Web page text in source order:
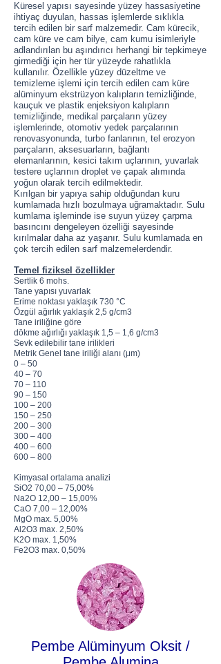
Küresel yapısı sayesinde yüzey hassasiyetine
ihtiyaç duyulan, hassas işlemlerde sıklıkla
tercih edilen bir sarf malzemedir. Cam kürecik,
cam küre ve cam bilye, cam kumu isimleriyle
adlandırılan bu aşındırıcı herhangi bir tepkimeye
girmediği için her tür yüzeyde rahatlıkla
kullanılır. Özellikle yüzey düzeltme ve
temizleme işlemi için tercih edilen cam küre
alüminyum ekstrüzyon kalıpların temizliğinde,
kauçuk ve plastik enjeksiyon kalıpların
temizliğinde, medikal parçaların yüzey
işlemlerinde, otomotiv yedek parçalarının
renovasyonunda, turbo fanlarının, tel erozyon
parçaların, aksesuarların, bağlantı
elemanlarının, kesici takım uçlarının, yuvarlak
testere uçlarının droplet ve çapak alımında
yoğun olarak tercih edilmektedir.
Kırılgan bir yapıya sahip olduğundan kuru
kumlamada hızlı bozulmaya uğramaktadır. Sulu
kumlama işleminde ise suyun yüzey çarpma
basıncını dengeleyen özelliği sayesinde
kırılmalar daha az yaşanır. Sulu kumlamada en
çok tercih edilen sarf malzemelerdendir.
Temel fiziksel özellikler
Sertlik 6 mohs.
Tane yapısı yuvarlak
Erime noktası yaklaşık 730 °C
Özgül ağırlık yaklaşık 2,5 g/cm3
Tane iriliğine göre
dökme ağırlığı yaklaşık 1,5 – 1,6 g/cm3
Sevk edilebilir tane irilikleri
Metrik Genel tane iriliği alanı (μm)
0 – 50
40 – 70
70 – 110
90 – 150
100 – 200
150 – 250
200 – 300
300 – 400
400 – 600
600 – 800
Kimyasal ortalama analizi
SiO2 70,00 – 75,00%
Na2O 12,00 – 15,00%
CaO 7,00 – 12,00%
MgO max. 5,00%
Al2O3 max. 2,50%
K2O max. 1,50%
Fe2O3 max. 0,50%
Pembe Alüminyum Oksit /